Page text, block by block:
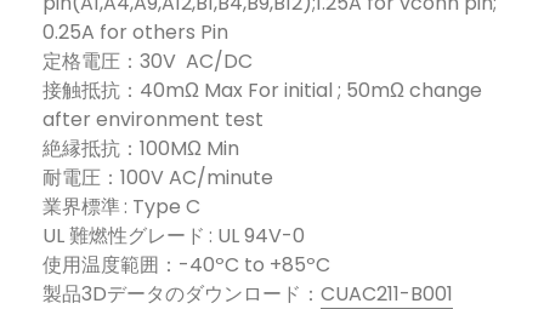
0.25A for others Pin
定格電圧：30V AC/DC
接触抵抗：40mΩ Max For initial ; 50mΩ change
after environment test
絶縁抵抗：100MΩ Min
耐電圧：100V AC/minute
業界標準 : Type C
UL 難燃性グレード : UL 94V-0
使用温度範囲：-40ºC to +85ºC
製品3Dデータのダウンロード： CUAC211-B001